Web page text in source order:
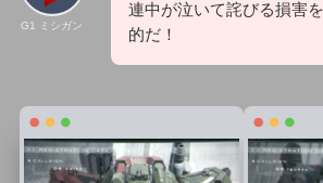
G1 ミシガン
連中が泣いて詫びる損害
的だ！